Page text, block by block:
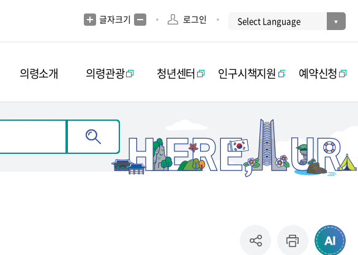
글자크기 로그인
의령소개 의령관광 청년센터 인구시책지원 예약신청